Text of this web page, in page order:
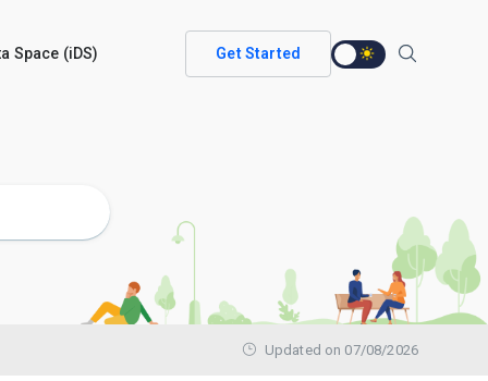
Space (iDS) Get Started
Updated on 07/08/2026